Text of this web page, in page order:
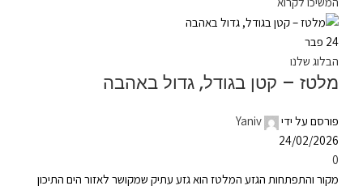
24 פבר
הבלוג שלנו
מלטז – קטן בגודל, גדול באהבה
פורסם על ידי
Yaniv
24/02/2026
0
מקור והתפתחות הגזע המלטז הוא גזע עתיק שמקושר לאזור הים התיכון